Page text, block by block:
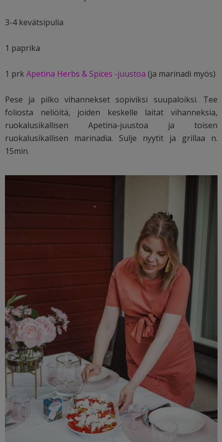
3-4 kevätsipulia
1 paprika
1 prkApetina Herbs & Spices -juustoa (ja marinadi myös)
Pese ja pilko vihannekset sopiviksi suupaloiksi. Tee
foliosta neliöitä, joiden keskelle laitat vihanneksia,
ruokalusikallisen Apetina-juustoa ja toisen
ruokalusikallisen marinadia. Sulje nyytit ja grillaa n.
15min.